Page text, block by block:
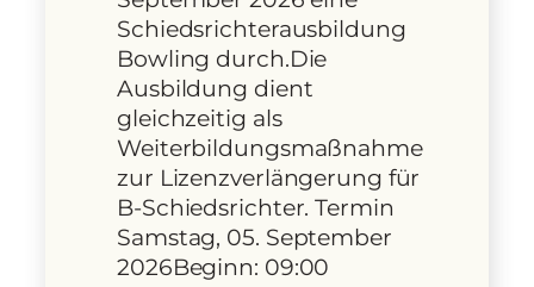
Schiedsrichterausbildung
Bowling durch.Die
Ausbildung dient
gleichzeitig als
Weiterbildungsmaßnahme
zur Lizenzverlängerung für
B-Schiedsrichter. Termin
Samstag, 05. September
2026Beginn: 09:00